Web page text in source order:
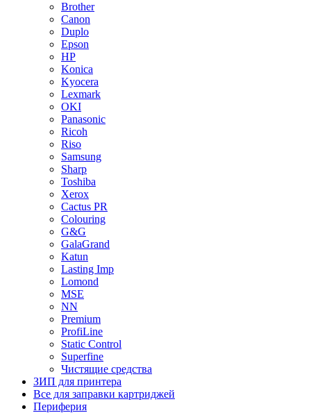
Brother
Canon
Duplo
Epson
HP
Konica
Kyocera
Lexmark
OKI
Panasonic
Ricoh
Riso
Samsung
Sharp
Toshiba
Xerox
Cactus PR
Colouring
G&G
GalaGrand
Katun
Lasting Imp
Lomond
MSE
NN
Premium
ProfiLine
Static Control
Superfine
Чистящие средства
ЗИП для принтера
Все для заправки картриджей
Периферия